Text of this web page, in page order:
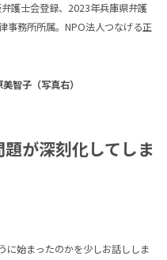
護士会登録、2023年兵庫県弁護
事務所所属。NPO法人つなげる正
智子（写真右）
が深刻化してしま
に始まったのかを少しお話ししま